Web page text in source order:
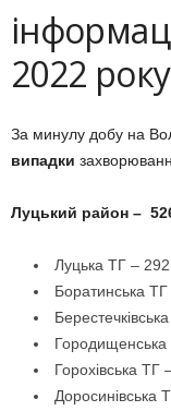
2022 року
За минулу добу на
випадки
Луцький район –
Луцька ТГ – 292
Боратинська ТГ
Горохівська ТГ
Доросинівська